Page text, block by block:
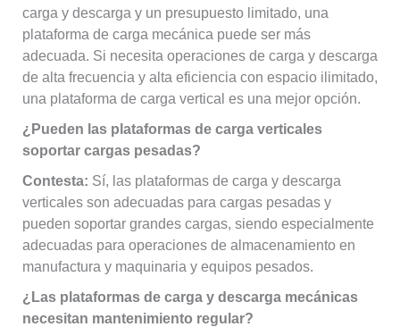
carga y descarga y un presupuesto limitado, una
plataforma de carga mecánica puede ser más
adecuada. Si necesita operaciones de carga y descarga
de alta frecuencia y alta eficiencia con espacio ilimitado,
una plataforma de carga vertical es una mejor opción.
¿Pueden las plataformas de carga verticales
soportar cargas pesadas?
Contesta: Sí, las plataformas de carga y descarga
verticales son adecuadas para cargas pesadas y
pueden soportar grandes cargas, siendo especialmente
adecuadas para operaciones de almacenamiento en
manufactura y maquinaria y equipos pesados.
¿Las plataformas de carga y descarga mecánicas
necesitan mantenimiento regular?